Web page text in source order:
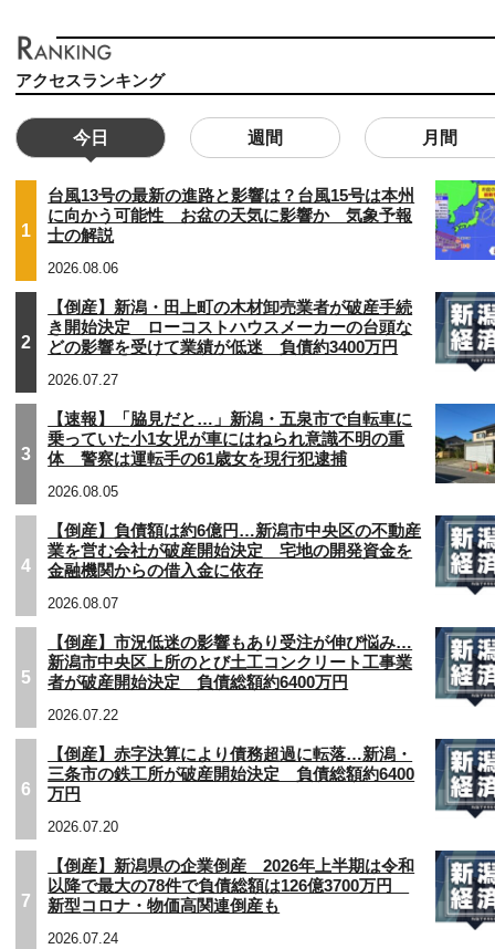
アクセスランキング
今日 週間 月間
1
台風13号の最新の進路と影響は？台風15号は本州
に向かう可能性 お盆の天気に影響か 気象予報
士の解説
2026.08.06
2
【倒産】新潟・田上町の木材卸売業者が破産手続
き開始決定 ローコストハウスメーカーの台頭な
どの影響を受けて業績が低迷 負債約3400万円
2026.07.27
3
【速報】「脇見だと…」新潟・五泉市で自転車に
乗っていた小1女児が車にはねられ意識不明の重
体 警察は運転手の61歳女を現行犯逮捕
2026.08.05
4
【倒産】負債額は約6億円…新潟市中央区の不動産
業を営む会社が破産開始決定 宅地の開発資金を
金融機関からの借入金に依存
2026.08.07
5
【倒産】市況低迷の影響もあり受注が伸び悩み…
新潟市中央区上所のとび土工コンクリート工事業
者が破産開始決定 負債総額約6400万円
2026.07.22
6
【倒産】赤字決算により債務超過に転落…新潟・
三条市の鉄工所が破産開始決定 負債総額約6400
万円
2026.07.20
7
【倒産】新潟県の企業倒産 2026年上半期は令和
以降で最大の78件で負債総額は126億3700万円
新型コロナ・物価高関連倒産も
2026.07.24